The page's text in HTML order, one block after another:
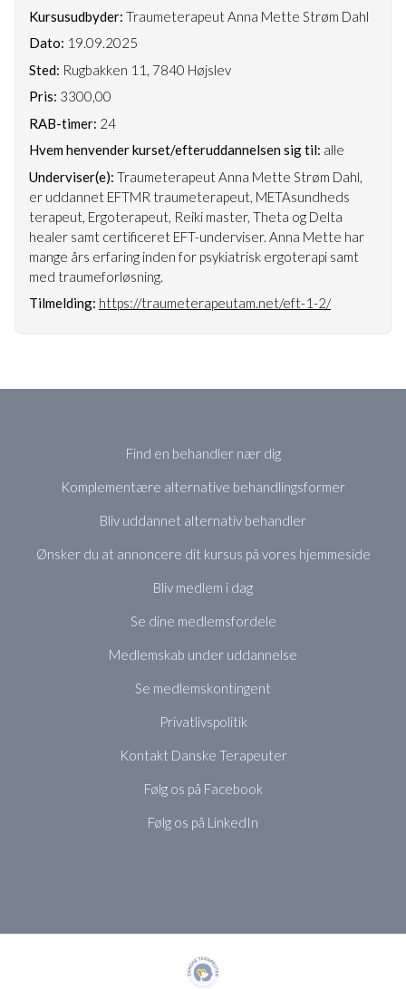
Kursusudbyder: Traumeterapeut Anna Mette Strøm Dahl
Dato: 19.09.2025
Sted: Rugbakken 11, 7840 Højslev
Pris: 3300,00
RAB-timer: 24
Hvem henvender kurset/efteruddannelsen sig til: alle
Underviser(e): Traumeterapeut Anna Mette Strøm Dahl,
er uddannet EFTMR traumeterapeut, METAsundheds
terapeut, Ergoterapeut, Reiki master, Theta og Delta
healer samt certificeret EFT-underviser. Anna Mette har
mange års erfaring inden for psykiatrisk ergoterapi samt
med traumeforløsning.
Tilmelding: https://traumeterapeutam.net/eft-1-2/
Find en behandler nær dig
Komplementære alternative behandlingsformer
Bliv uddannet alternativ behandler
Ønsker du at annoncere dit kursus på vores hjemmeside
Bliv medlem i dag
Se dine medlemsfordele
Medlemskab under uddannelse
Se medlemskontingent
Privatlivspolitik
Kontakt Danske Terapeuter
Følg os på Facebook
Følg os på LinkedIn